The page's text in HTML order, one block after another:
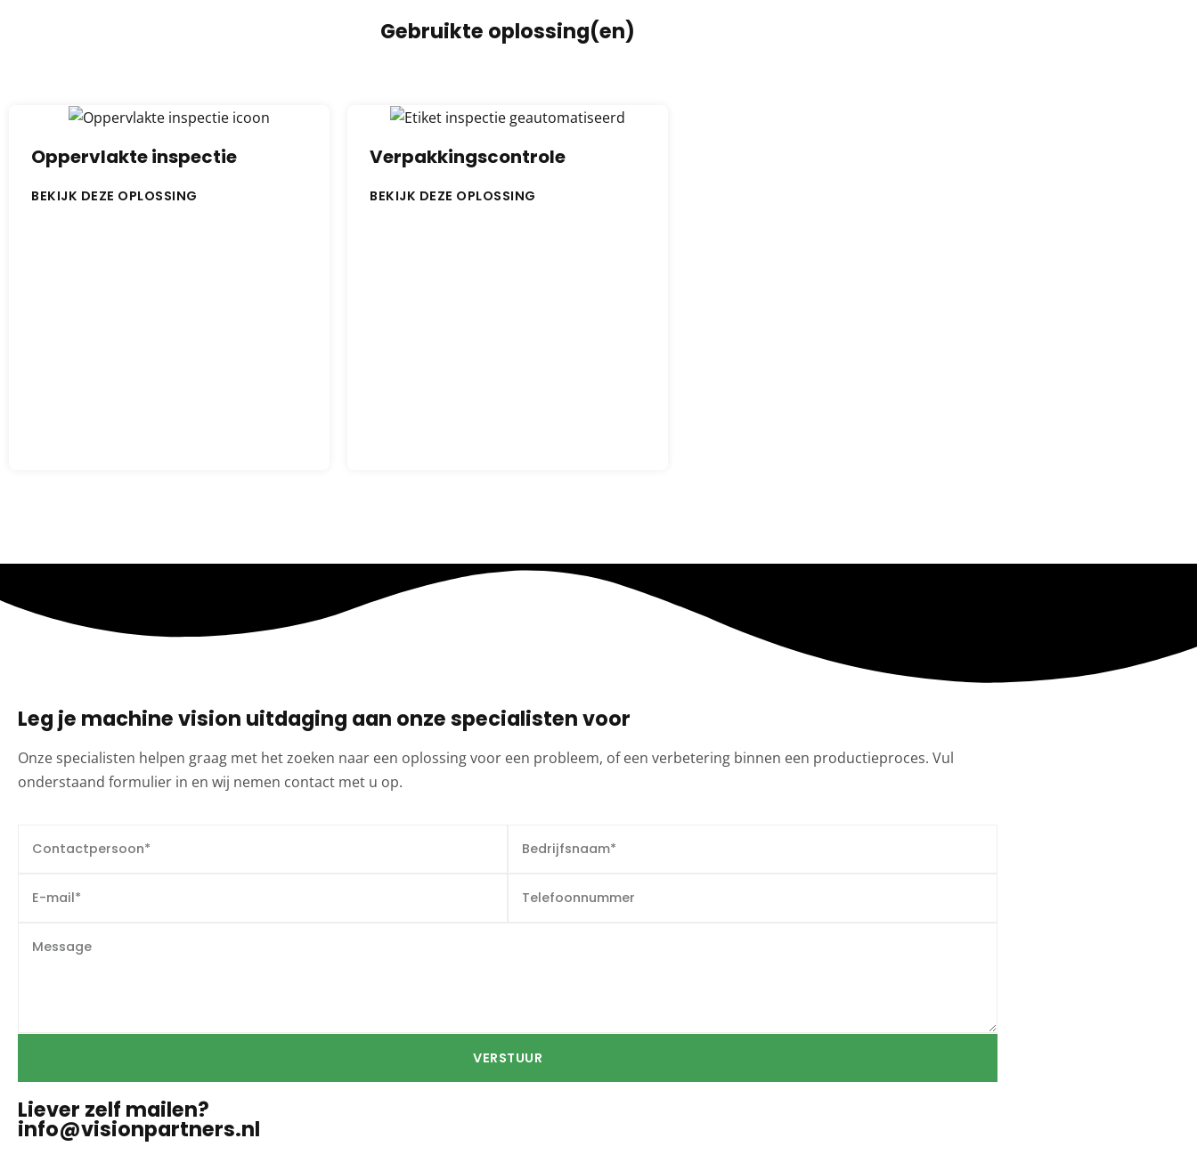
Gebruikte oplossing(en)
Oppervlakte inspectie
BEKIJK DEZE OPLOSSING
Verpakkingscontrole
BEKIJK DEZE OPLOSSING
Leg je machine vision uitdaging aan onze specialisten voor
Onze specialisten helpen graag met het zoeken naar een oplossing voor een probleem, of een verbetering binnen een productieproces. Vul
onderstaand formulier in en wij nemen contact met u op.
VERSTUUR
Liever zelf mailen?
info@visionpartners.nl